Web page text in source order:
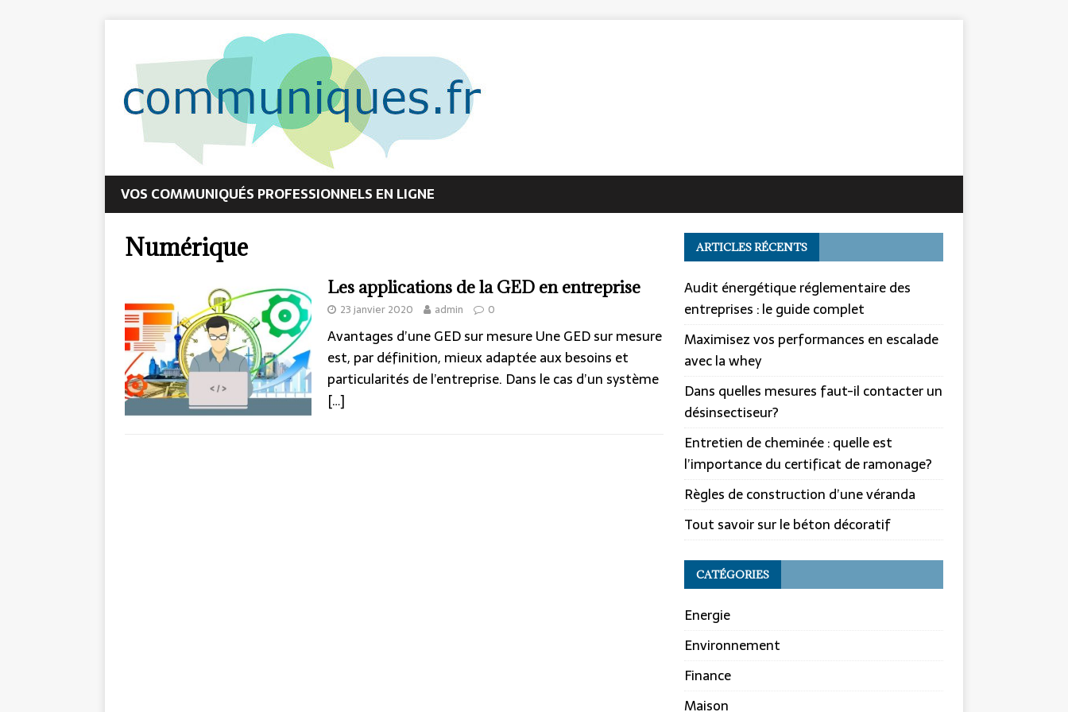
VOS COMMUNIQUÉS PROFESSIONNELS EN LIGNE
Numérique
Les applications de la GED en entreprise
23 janvier 2020 admin 0
Avantages d’une GED sur mesure Une GED sur mesure
est, par définition, mieux adaptée aux besoins et
particularités de l’entreprise. Dans le cas d’un système
[…]
ARTICLES RÉCENTS
Audit énergétique réglementaire des
entreprises : le guide complet
Maximisez vos performances en escalade
avec la whey
Dans quelles mesures faut-il contacter un
désinsectiseur?
Entretien de cheminée : quelle est
l’importance du certificat de ramonage?
Règles de construction d’une véranda
Tout savoir sur le béton décoratif
CATÉGORIES
Energie
Environnement
Finance
Maison